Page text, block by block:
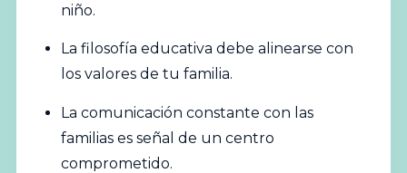
niño.
La filosofía educativa debe alinearse con
los valores de tu familia.
La comunicación constante con las
familias es señal de un centro
comprometido.